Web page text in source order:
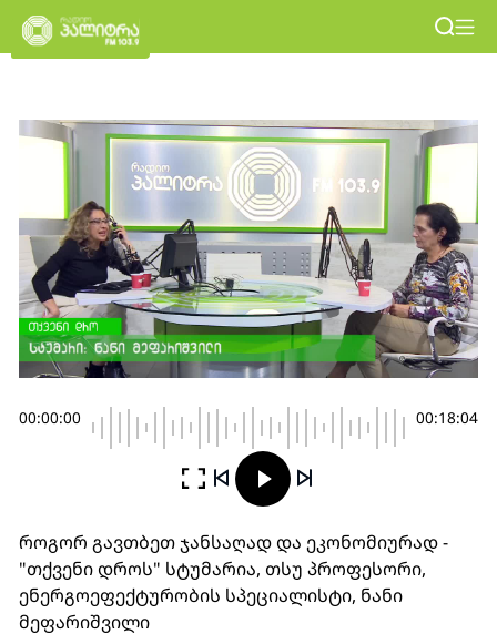
00:00:00 00:18:04
როგორ გავთბეთ ჯანსაღად და ეკონომიურად -
"თქვენი დროს" სტუმარია, თსუ პროფესორი,
ენერგოეფექტურობის სპეციალისტი, ნანი
მეფარიშვილი